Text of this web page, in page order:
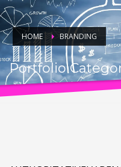
HOME BRANDING
Portfolio